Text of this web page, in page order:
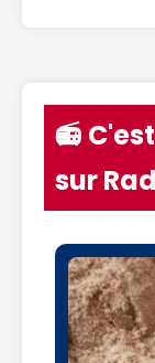
📻
sur